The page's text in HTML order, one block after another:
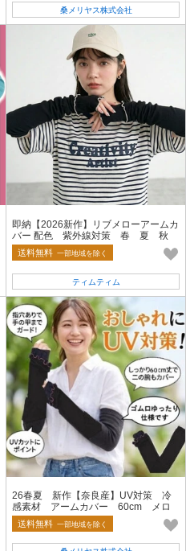
桑メリヤス株式会社
即納【2026新作】リブメローアームカ
バー 配色 紫外線対策 春 夏 秋
指抜き アウトドア 日除け
送料無料 一部地域を除く
ティムティム
26春夏 新作【奈良産】UV対策 冷
感素材 アームカバー 60cm メロ
ー切替
送料無料 一部地域を除く